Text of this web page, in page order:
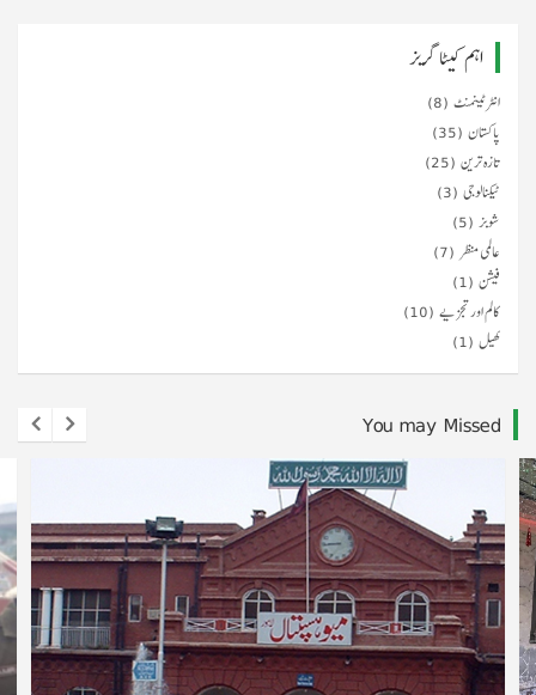
اہم کیٹا گریز
انٹرٹینمنٹ (8)
پاکستان (35)
تازہ ترین (25)
ٹیکنالوجی (3)
شوبز (5)
عالمی منظر (7)
فیشن (1)
کالم اور تجزیے (10)
کھیل (1)
You may Missed